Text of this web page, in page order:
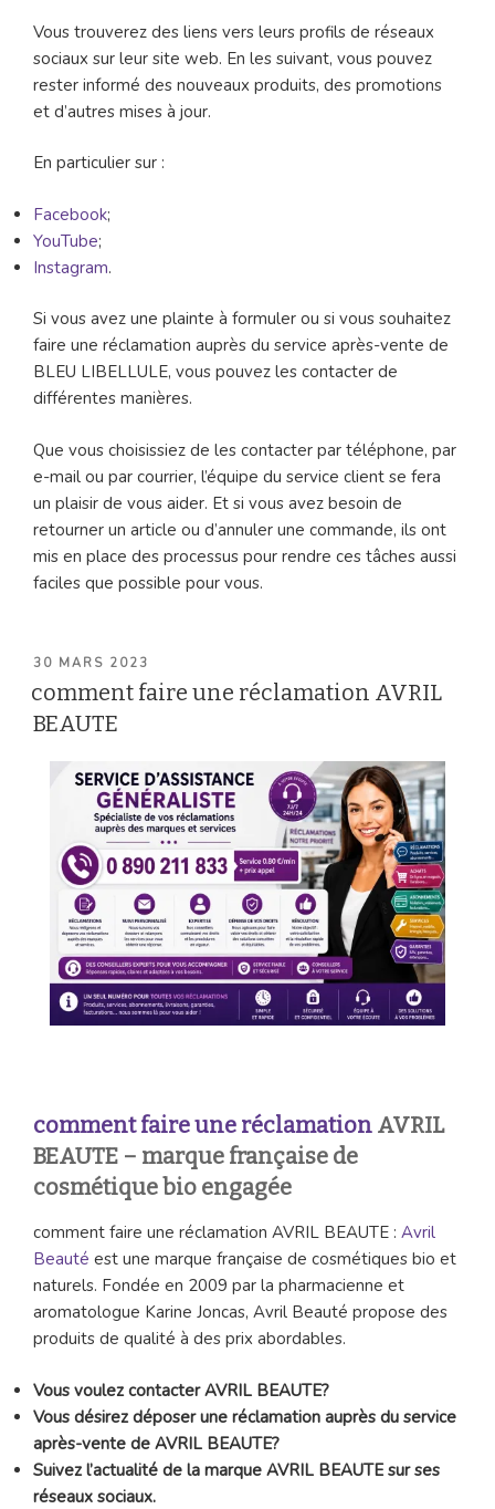
Vous trouverez des liens vers leurs profils de réseaux
sociaux sur leur site web. En les suivant, vous pouvez
rester informé des nouveaux produits, des promotions
et d’autres mises à jour.
En particulier sur :
Facebook;
YouTube;
Instagram.
Si vous avez une plainte à formuler ou si vous souhaitez
faire une réclamation auprès du service après-vente de
BLEU LIBELLULE, vous pouvez les contacter de
différentes manières.
Que vous choisissiez de les contacter par téléphone, par
e-mail ou par courrier, l’équipe du service client se fera
un plaisir de vous aider. Et si vous avez besoin de
retourner un article ou d’annuler une commande, ils ont
mis en place des processus pour rendre ces tâches aussi
faciles que possible pour vous.
PUBLIÉ
30 MARS 2023
comment faire une réclamation AVRIL
BEAUTE
comment faire une réclamation AVRIL
BEAUTE – marque française de
cosmétique bio engagée
comment faire une réclamation AVRIL BEAUTE : Avril
Beauté est une marque française de cosmétiques bio et
naturels. Fondée en 2009 par la pharmacienne et
aromatologue Karine Joncas, Avril Beauté propose des
produits de qualité à des prix abordables.
Vous voulez contacter AVRIL BEAUTE?
Vous désirez déposer une réclamation auprès du service
après-vente de AVRIL BEAUTE?
Suivez l’actualité de la marque AVRIL BEAUTE sur ses
réseaux sociaux.